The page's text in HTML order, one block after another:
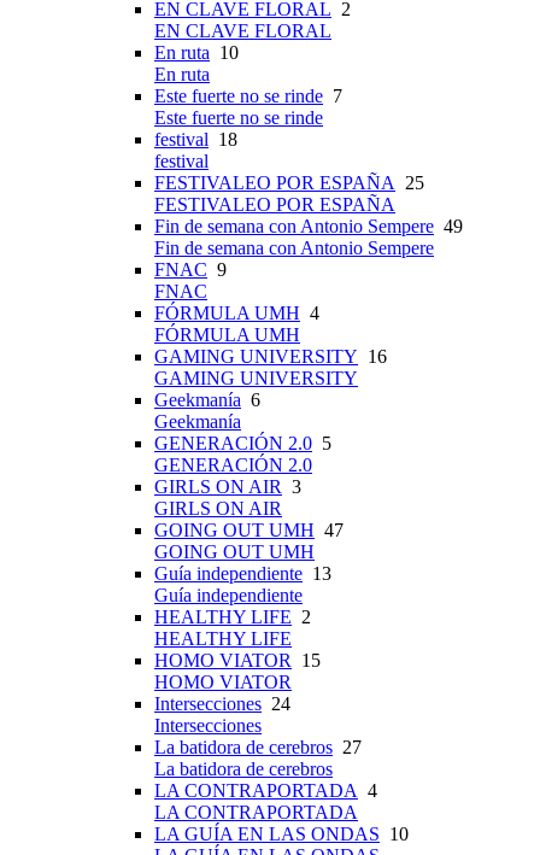
EN CLAVE FLORAL 2
EN CLAVE FLORAL
En ruta 10
En ruta
Este fuerte no se rinde 7
Este fuerte no se rinde
festival 18
festival
FESTIVALEO POR ESPAÑA 25
FESTIVALEO POR ESPAÑA
Fin de semana con Antonio Sempere 49
Fin de semana con Antonio Sempere
FNAC 9
FNAC
FÓRMULA UMH 4
FÓRMULA UMH
GAMING UNIVERSITY 16
GAMING UNIVERSITY
Geekmanía 6
Geekmanía
GENERACIÓN 2.0 5
GENERACIÓN 2.0
GIRLS ON AIR 3
GIRLS ON AIR
GOING OUT UMH 47
GOING OUT UMH
Guía independiente 13
Guía independiente
HEALTHY LIFE 2
HEALTHY LIFE
HOMO VIATOR 15
HOMO VIATOR
Intersecciones 24
Intersecciones
La batidora de cerebros 27
La batidora de cerebros
LA CONTRAPORTADA 4
LA CONTRAPORTADA
LA GUÍA EN LAS ONDAS 10